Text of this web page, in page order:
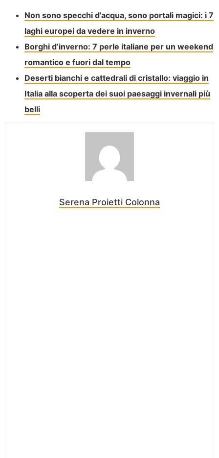
Non sono specchi d’acqua, sono portali magici: i 7
laghi europei da vedere in inverno
Borghi d’inverno: 7 perle italiane per un weekend
romantico e fuori dal tempo
Deserti bianchi e cattedrali di cristallo: viaggio in
Italia alla scoperta dei suoi paesaggi invernali più
belli
Serena Proietti Colonna